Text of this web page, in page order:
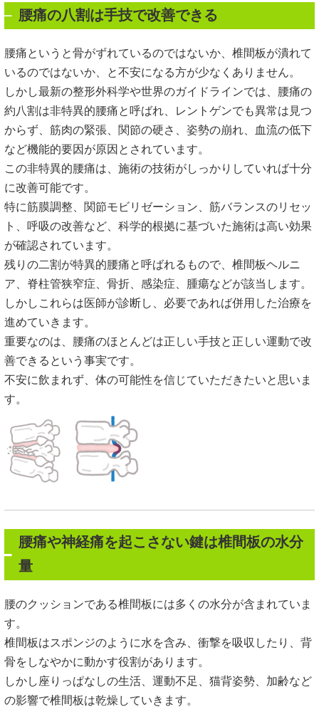
腰痛の八割は手技で改善できる
腰痛というと骨がずれているのではないか、椎間板が潰れて
いるのではないか、と不安になる方が少なくありません。
しかし最新の整形外科学や世界のガイドラインでは、腰痛の
約八割は非特異的腰痛と呼ばれ、レントゲンでも異常は見つ
からず、筋肉の緊張、関節の硬さ、姿勢の崩れ、血流の低下
など機能的要因が原因とされています。
この非特異的腰痛は、施術の技術がしっかりしていれば十分
に改善可能です。
特に筋膜調整、関節モビリゼーション、筋バランスのリセッ
ト、呼吸の改善など、科学的根拠に基づいた施術は高い効果
が確認されています。
残りの二割が特異的腰痛と呼ばれるもので、椎間板ヘルニ
ア、脊柱管狭窄症、骨折、感染症、腫瘍などが該当します。
しかしこれらは医師が診断し、必要であれば併用した治療を
進めていきます。
重要なのは、腰痛のほとんどは正しい手技と正しい運動で改
善できるという事実です。
不安に飲まれず、体の可能性を信じていただきたいと思いま
す。
腰痛や神経痛を起こさない鍵は椎間板の水分
量
腰のクッションである椎間板には多くの水分が含まれていま
す。
椎間板はスポンジのように水を含み、衝撃を吸収したり、背
骨をしなやかに動かす役割があります。
しかし座りっぱなしの生活、運動不足、猫背姿勢、加齢など
の影響で椎間板は乾燥していきます。